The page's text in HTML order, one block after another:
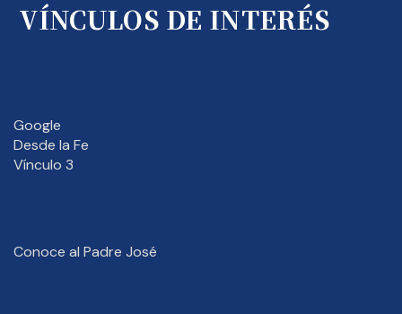
VÍNCULOS DE INTERÉS
Google
Desde la Fe
Vínculo 3
Conoce al Padre José